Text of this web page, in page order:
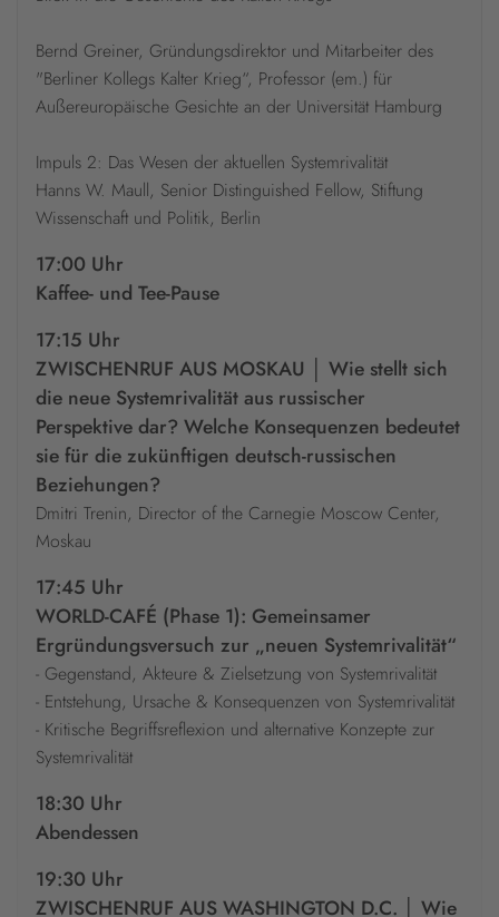
Bernd Greiner, Gründungsdirektor und Mitarbeiter des
"Berliner Kollegs Kalter Krieg“, Professor (em.) für
Außereuropäische Gesichte an der Universität Hamburg
Impuls 2: Das Wesen der aktuellen Systemrivalität
Hanns W. Maull, Senior Distinguished Fellow, Stiftung
Wissenschaft und Politik, Berlin
17:00 Uhr
Kaffee- und Tee-Pause
17:15 Uhr
ZWISCHENRUF AUS MOSKAU │ Wie stellt sich
die neue Systemrivalität aus russischer
Perspektive dar? Welche Konsequenzen bedeutet
sie für die zukünftigen deutsch-russischen
Beziehungen?
Dmitri Trenin, Director of the Carnegie Moscow Center,
Moskau
17:45 Uhr
WORLD-CAFÉ (Phase 1): Gemeinsamer
Ergründungsversuch zur „neuen Systemrivalität“
- Gegenstand, Akteure & Zielsetzung von Systemrivalität
- Entstehung, Ursache & Konsequenzen von Systemrivalität
- Kritische Begriffsreflexion und alternative Konzepte zur
Systemrivalität
18:30 Uhr
Abendessen
19:30 Uhr
ZWISCHENRUF AUS WASHINGTON D.C. │ Wie